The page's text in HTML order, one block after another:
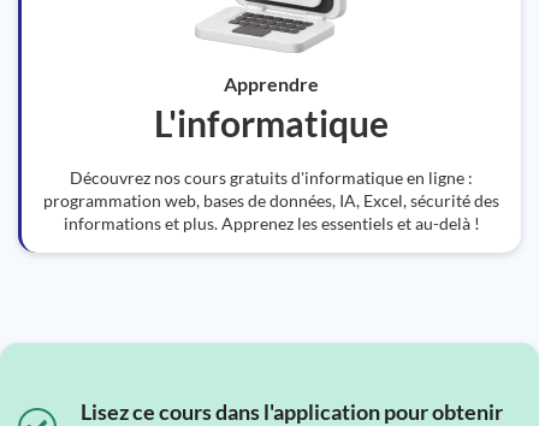
Apprendre
L'informatique
Découvrez nos cours gratuits d'informatique en ligne :
programmation web, bases de données, IA, Excel, sécurité des
informations et plus. Apprenez les essentiels et au-delà !
Lisez ce cours dans l'application pour obtenir